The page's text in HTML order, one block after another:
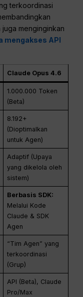
terkoordinasi
menginginkan
mengakses API
Claude Opus 4.6
1.000.000 Token
(Beta)
8.192+
(Dioptimalkan
untuk Agen)
Adaptif (Upaya
yang dikelola oleh
sistem)
Berbasis SDK:
Melalui Kode
Claude & SDK
Agen
“Tim Agen” yang
terkoordinasi
(Grup)
API (Beta), Claude
Pro/Max